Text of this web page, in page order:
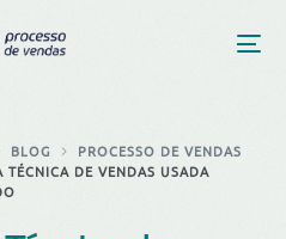
BLOG
PROCESSO DE VENDAS
TÉCNICA DE VENDAS USADA